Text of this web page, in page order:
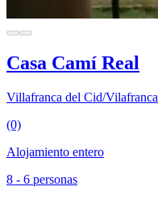
Casa Camí Real
Villafranca del Cid/Vilafranca
(0)
Alojamiento entero
8 - 6 personas